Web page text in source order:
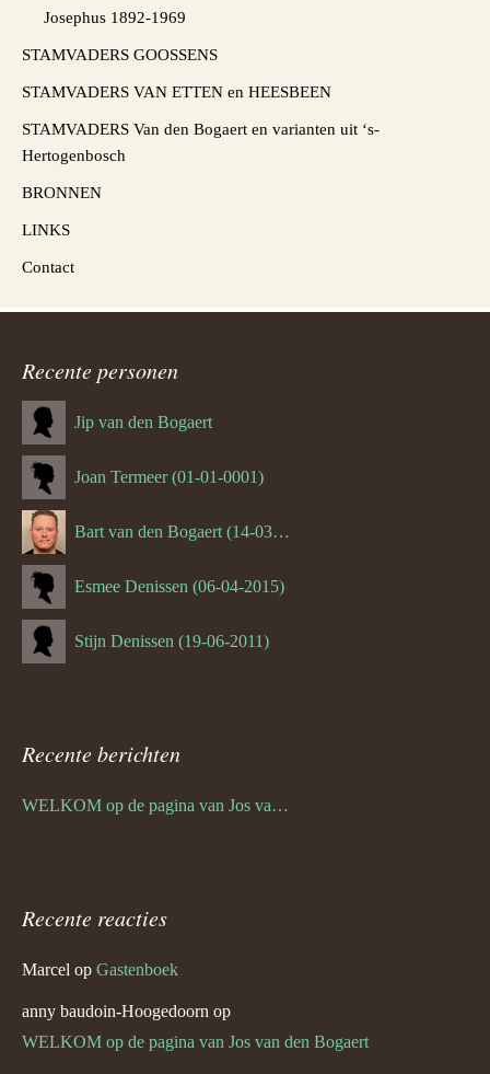
Josephus 1892-1969
STAMVADERS GOOSSENS
STAMVADERS VAN ETTEN en HEESBEEN
STAMVADERS Van den Bogaert en varianten uit ‘s-
Hertogenbosch
BRONNEN
LINKS
Contact
Recente personen
Jip van den Bogaert
Joan Termeer (01-01-0001)
Bart van den Bogaert (14-03-1980)
Esmee Denissen (06-04-2015)
Stijn Denissen (19-06-2011)
Recente berichten
WELKOM op de pagina van Jos van den Bogaert
Recente reacties
Marcel op Gastenboek
anny baudoin-Hoogedoorn op
WELKOM op de pagina van Jos van den Bogaert